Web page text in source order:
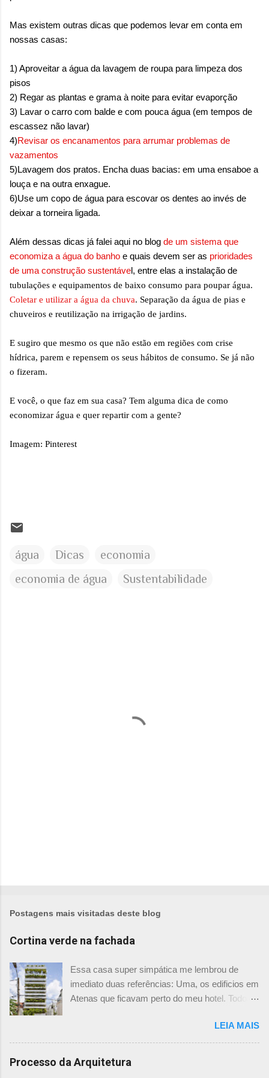
Mas existem outras dicas que podemos levar em conta em
nossas casas:
1) Aproveitar a água da lavagem de roupa para limpeza dos
pisos
2) Regar as plantas e grama à noite para evitar evaporção
3) Lavar o carro com balde e com pouca água (em tempos de
escassez não lavar)
4)Revisar os encanamentos para arrumar problemas de
vazamentos
5)Lavagem dos pratos. Encha duas bacias: em uma ensaboe a
louça e na outra enxague.
6)Use um copo de água para escovar os dentes ao invés de
deixar a torneira ligada.
Além dessas dicas já falei aqui no blog de um sistema que
economiza a água do banho e quais devem ser as prioridades
de uma construção sustentável, entre elas a instalação de
tubulações e equipamentos de baixo consumo para poupar água.
Coletar e utilizar a água da chuva. Separação da água de pias e
chuveiros e reutilização na irrigação de jardins.
E sugiro que mesmo os que não estão em regiões com crise
hídrica, parem e repensem os seus hábitos de consumo. Se já não
o fizeram.
E você, o que faz em sua casa? Tem alguma dica de como
economizar água e quer repartir com a gente?
Imagem: Pinterest
água Dicas
economia
economia de água
Sustentabilidade
Postagens mais visitadas deste blog
Cortina verde na fachada
Essa casa super simpática me lembrou de
imediato duas referências: Uma, os edificios em
Atenas que ficavam perto do meu hotel. Todos
ficassem tão simpáticos! Mas olhando com
mais foco, me veio a segunda referência. Na
verdade as fachadas da frente e fundos são
como segundas peles, floreiras que criam um
LEIA MAIS
Processo da Arquitetura